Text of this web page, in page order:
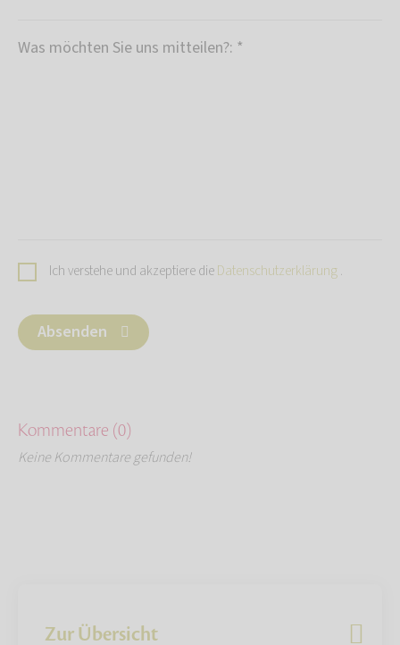
Was möchten Sie uns mitteilen?: *
Ich verstehe und akzeptiere dieDatenschutzerklärung.
Absenden
Kommentare (0)
Keine Kommentare gefunden!
Zur Übersicht